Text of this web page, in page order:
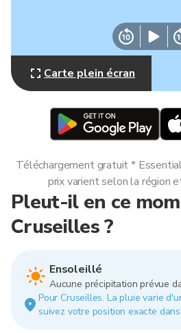
Carte plein écran
Pleut-il en ce
Cruseilles ?
Ensoleillé
Aucune précipitation prévue
Pour Cruseilles. La pluie varie
suivez votre position exacte
Téléchargement gratuit *
prix varient selon la région